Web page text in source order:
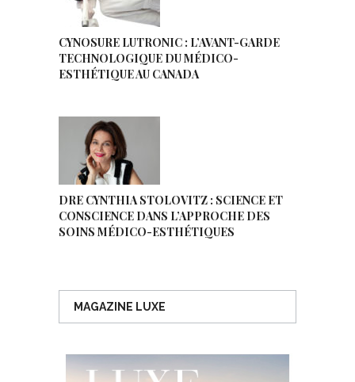
CYNOSURE LUTRONIC : L’AVANT-GARDE
TECHNOLOGIQUE DU MÉDICO-
ESTHÉTIQUE AU CANADA
DRE CYNTHIA STOLOVITZ : SCIENCE ET
CONSCIENCE DANS L’APPROCHE DES
SOINS MÉDICO-ESTHÉTIQUES
MAGAZINE LUXE